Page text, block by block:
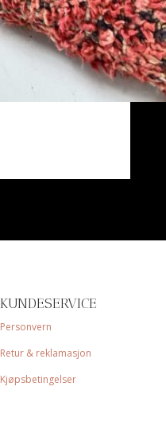
KUNDESERVICE
Personvern
Retur & reklamasjon
Kjøpsbetingelser